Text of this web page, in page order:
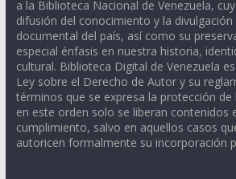
a la Biblioteca Nacional de Venezuela,
difusión del conocimiento y la
documental del país, así como su
especial énfasis en nuestra historia,
cultural. Biblioteca Digital de Venezuela
Ley sobre el Derecho de Autor y su
términos que se expresa la protección de
en este orden solo se liberan contenidos
cumplimiento, salvo en aquellos casos
autoricen formalmente su incorporación